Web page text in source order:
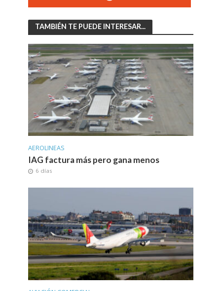
TAMBIÉN TE PUEDE INTERESAR...
AEROLINEAS
IAG factura más pero gana menos
6 días